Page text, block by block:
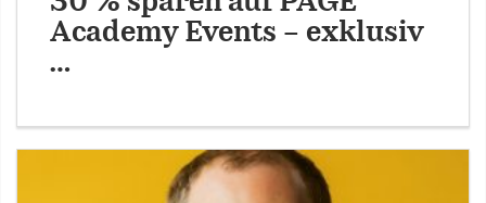
Academy Events – exklusiv
…